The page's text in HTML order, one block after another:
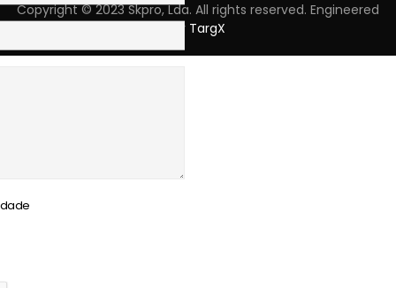
Copyright © 2023 Skpro, Lda. All rights reserved. Engineered
by TargX